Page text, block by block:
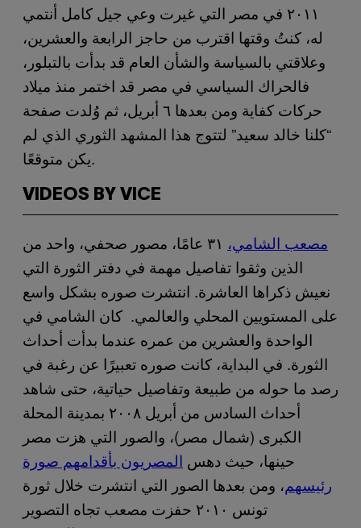
٢٠١١ في مصر التي غيرت وعي جيل كامل أنتمي
له، كنتُ وقتها اقترب من حاجز الرابعة والعشرين،
وعلاقتي بالسياسة والشأن العام قد بدأت بالتبلور،
فالحراك السياسي في مصر قد اختمر منذ ميلاد
حركات كفاية ومن بعدها ٦ أبريل، ثم وُلدت صفحة
“كلنا خالد سعيد” لتتوج هذا المشهد الثوري الذي لم
يكن متوقعًا.
VIDEOS BY VICE
مصعب الشامي،
٣١ عامًا، مصور صحفي، واحد من
الذين وثقوا تفاصيل مهمة في دفتر الثورة التي
نعيش ذكراها العاشرة. انتشرت صوره بشكل واسع
على المستويين المحلي والعالمي. كان الشامي في
الواحدة والعشرين من عمره عندما بدأت أحداث
الثورة. في البداية، كانت صوره تعبيرًا عن رغبة في
رصد ما حوله من طبيعة وتفاصيل حياتية، حتى شاهد
أحداث السادس من أبريل ٢٠٠٨ بمدينة المحلة
الكبرى (شمال مصر)، والصور التي هزت مصر
حينها، حيث دهس المصريون بأقدامهم صورة
رئيسهم، ومن بعدها الصور التي انتشرت خلال ثورة
تونس ٢٠١٠ حفزت مصعب تجاه التصوير